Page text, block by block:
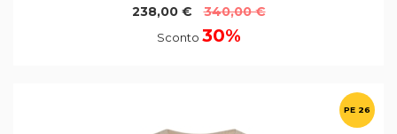
238,00 €
340,00 €
Sconto 30%
PE 26